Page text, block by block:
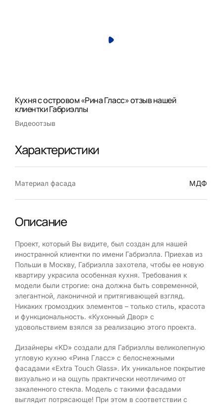
Кухня с островом «Рина Гласс» отзыв нашей
клиентки Габриэллы
Видеоотзыв
Характеристики
Материал фасада МДФ
Описание
Проект, который Вы видите, был создан для нашей
иностранной клиентки по имени Габриэлла. Приехав из
Польши в Москву, Габриэлла захотела, чтобы ее новую
квартиру украсила особенная кухня. Требования к
модели были строгие: она должна быть современной,
элегантной, лаконичной и притягивающей взгляд.
Никаких громоздких элементов – только стиль, красота
и функциональность. «Кухонный Двор» с
удовольствием взялся за реализацию этого проекта.
Дизайнеры «KD» создали для Габриэллы великолепную
угловую кухню «Рина Гласс» с белоснежными
фасадами «Extra Touch Glass». Их уникальное покрытие
визуально и на ощупь практически неотличимо от
закаленного стекла. Модель с такими фасадами
выглядит потрясающе! При этом в соответствии с